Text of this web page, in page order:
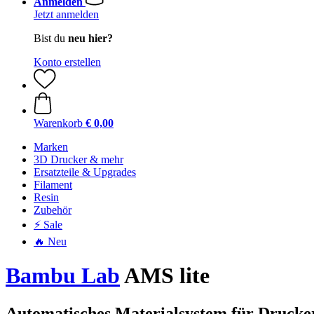
Jetzt anmelden
Bist du neu hier?
Konto erstellen
Warenkorb € 0,00
Marken
3D Drucker & mehr
Ersatzteile & Upgrades
Filament
Resin
Zubehör
⚡ Sale
🔥 Neu
Bambu LabAMS lite